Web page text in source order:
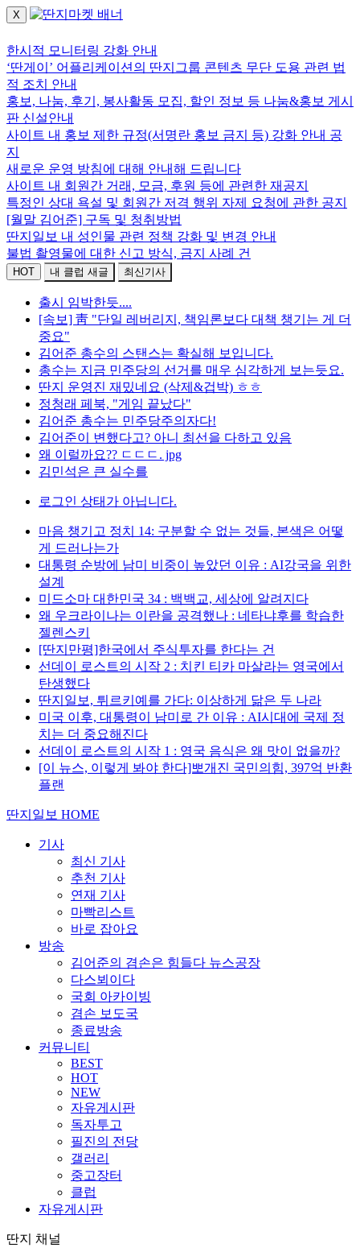
X
한시적 모니터링 강화 안내
‘딴게이’ 어플리케이션의 딴지그룹 콘텐츠 무단 도용 관련 법
적 조치 안내
홍보, 나눔, 후기, 봉사활동 모집, 할인 정보 등 나눔&홍보 게시
판 신설안내
사이트 내 홍보 제한 규정(서명란 홍보 금지 등) 강화 안내 공
지
새로운 운영 방침에 대해 안내해 드립니다
사이트 내 회원간 거래, 모금, 후원 등에 관련한 재공지
특정인 상대 욕설 및 회원간 저격 행위 자제 요청에 관한 공지
[월말 김어준] 구독 및 청취방법
딴지일보 내 성인물 관련 정책 강화 및 변경 안내
불법 촬영물에 대한 신고 방식, 금지 사례 건
HOT 내 클럽 새글 최신기사
출시 임박한듯....
[속보] 靑 "단일 레버리지, 책임론보다 대책 챙기는 게 더
중요"
김어준 총수의 스탠스는 확실해 보입니다.
총수는 지금 민주당의 선거를 매우 심각하게 보는듯요.
딴지 운영진 재밌네요 (삭제&겁박) ㅎㅎ
정청래 페북, "게임 끝났다"
김어준 총수는 민주당주의자다!
김어준이 변했다고? 아니 최선을 다하고 있음
왜 이럴까요?? ㄷㄷㄷ. jpg
김민석은 큰 실수를
로그인 상태가 아닙니다.
마음 챙기고 정치 14: 구분할 수 없는 것들, 본색은 어떻
게 드러나는가
대통령 순방에 남미 비중이 높았던 이유 : AI강국을 위한
설계
미드소마 대한민국 34 : 백백교, 세상에 알려지다
왜 우크라이나는 이란을 공격했나 : 네타냐후를 학습한
젤렌스키
[딴지만평]한국에서 주식투자를 한다는 건
선데이 로스트의 시작 2 : 치킨 티카 마살라는 영국에서
탄생했다
딴지일보, 튀르키예를 가다: 이상하게 닮은 두 나라
미국 이후, 대통령이 남미로 간 이유 : AI시대에 국제 정
치는 더 중요해진다
선데이 로스트의 시작 1 : 영국 음식은 왜 맛이 없을까?
[이 뉴스, 이렇게 봐야 한다]뽀개진 국민의힘, 397억 반환
플랜
딴지일보 HOME
기사
최신 기사
추천 기사
연재 기사
마빡리스트
바로 잡아요
방송
김어준의 겸손은 힘들다 뉴스공장
다스뵈이다
국회 아카이빙
겸손 보도국
종료방송
커뮤니티
BEST
HOT
NEW
자유게시판
독자투고
필진의 전당
갤러리
중고장터
클럽
자유게시판
딴지 채널